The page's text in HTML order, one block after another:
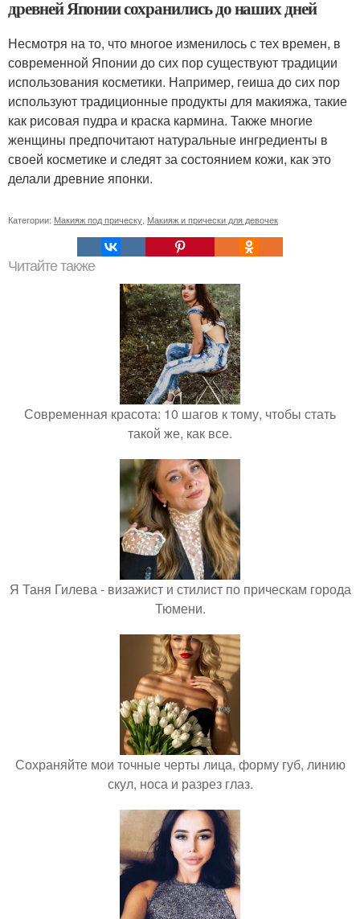
древней Японии сохранились до наших дней
Несмотря на то, что многое изменилось с тех времен, в
современной Японии до сих пор существуют традиции
использования косметики. Например, геиша до сих пор
используют традиционные продукты для макияжа, такие
как рисовая пудра и краска кармина. Также многие
женщины предпочитают натуральные ингредиенты в
своей косметике и следят за состоянием кожи, как это
делали древние японки.
Категории: Макияж под прическу Макияж и прически для девочек
Читайте также
Современная красота: 10 шагов к тому, чтобы стать
такой же, как все.
Я Таня Гилева - визажист и стилист по прическам города
Тюмени.
Сохраняйте мои точные черты лица, форму губ, линию
скул, носа и разрез глаз.